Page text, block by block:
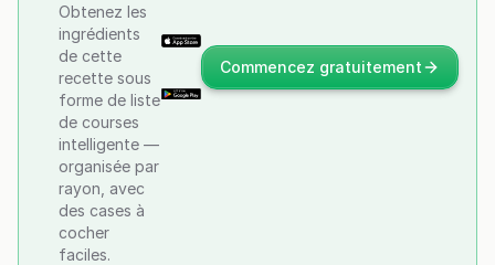
Obtenez les
ingrédients
de cette
recette sous
forme de liste
de courses
intelligente —
organisée par
rayon, avec
des cases à
cocher
faciles.
Commencez gratuitement